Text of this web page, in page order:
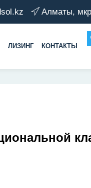
Алматы,
ЛИЗИНГ КОНТАКТЫ